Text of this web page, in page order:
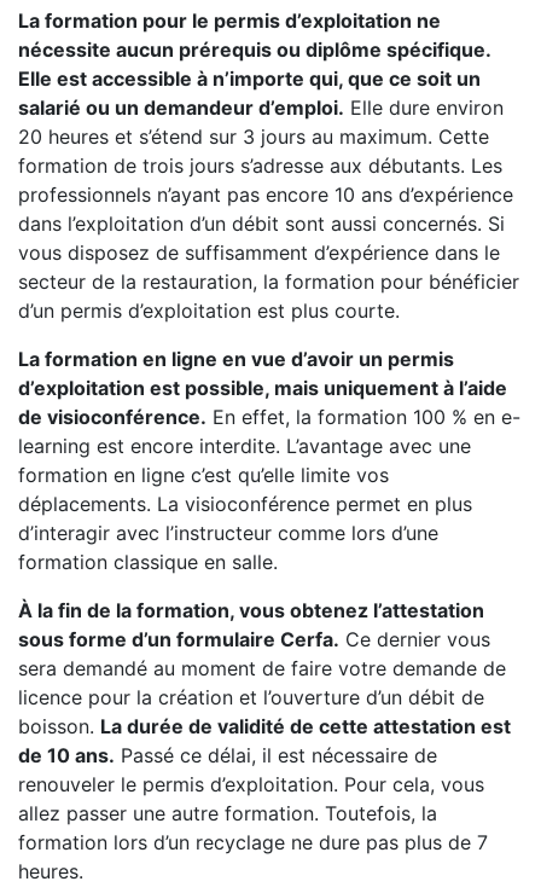
La formation pour le permis d’exploitation ne
nécessite aucun prérequis ou diplôme spécifique.
Elle est accessible à n’importe qui, que ce soit un
salarié ou un demandeur d’emploi. Elle dure environ
20 heures et s’étend sur 3 jours au maximum. Cette
formation de trois jours s’adresse aux débutants. Les
professionnels n’ayant pas encore 10 ans d’expérience
dans l’exploitation d’un débit sont aussi concernés. Si
vous disposez de suffisamment d’expérience dans le
secteur de la restauration, la formation pour bénéficier
d’un permis d’exploitation est plus courte.
La formation en ligne en vue d’avoir un permis
d’exploitation est possible, mais uniquement à l’aide
de visioconférence. En effet, la formation 100 % en e-
learning est encore interdite. L’avantage avec une
formation en ligne c’est qu’elle limite vos
déplacements. La visioconférence permet en plus
d’interagir avec l’instructeur comme lors d’une
formation classique en salle.
À la fin de la formation, vous obtenez l’attestation
sous forme d’un formulaire Cerfa. Ce dernier vous
sera demandé au moment de faire votre demande de
licence pour la création et l’ouverture d’un débit de
boisson. La durée de validité de cette attestation est
de 10 ans. Passé ce délai, il est nécessaire de
renouveler le permis d’exploitation. Pour cela, vous
allez passer une autre formation. Toutefois, la
formation lors d’un recyclage ne dure pas plus de 7
heures.